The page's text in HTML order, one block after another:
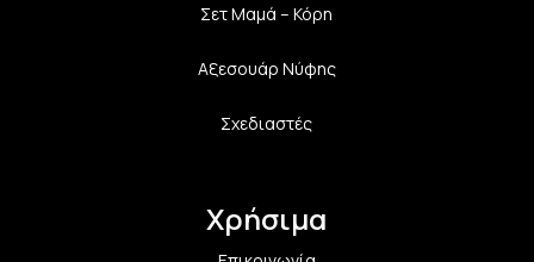
Σετ Μαμά – Κόρη
Αξεσουάρ Νύφης
Σχεδιαστές
Χρήσιμα